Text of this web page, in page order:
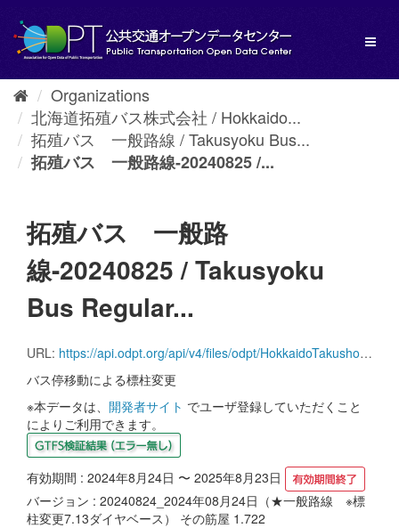
content
Organizations
北海道拓殖バス株式会社 / Hokkaido...
拓殖バス 一般路線 / Takusyoku Bus...
拓殖バス 一般路線-20240825 /...
拓殖バス 一般路
線-20240825 / Takusyoku
Bus Regular...
URL: https://api.odpt.org/api/v4/files/odpt/HokkaidoTakushokuBus/Takusyoku_regular_line.zip?date=20240825&acl:consumerKey=[アクセストークン/YOUR_ACCESS_TOKEN]
バス停移動による標柱変更
※本データは、 開発者サイト でユーザ登録していただくこと
によりご利用できます。
有効期間 : 2024年8月24日 〜 2025年8月23日
バージョン : 20240824_2024年08月24日（★一般路線 ※標
柱変更7.13ダイヤベース） その筋屋 1.722